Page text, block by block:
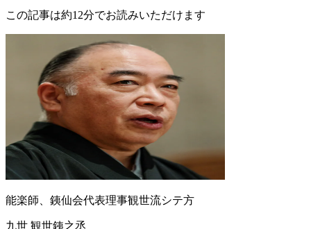
この記事は約12分でお読みいただけます
能楽師、銕仙会代表理事観世流シテ方
九世 観世銕之丞